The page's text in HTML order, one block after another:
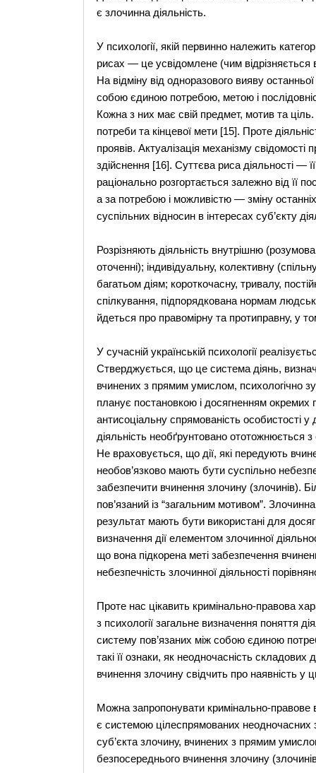
є злочинна діяльність.
У психології, якій первинно належить
рисах — це усвідомлене (чим відрізняється
На відміну від одноразового вияву
собою єдиною потребою, метою і
Кожна з них має свій предмет, мотив та
потреби та кінцевої мети [15]. Проте
проявів. Актуалізація механізму
здійснення [16]. Суттєва риса діяльності —
раціонально розгортається залежно від її
а за потребою і можливістю — зміну
суспільних відносин в інтересах суб’єкту
Розрізняють діяльність внутрішню
оточенні); індивідуальну, колективну
багатьом діям; короткочасну, тривалу,
спілкування, підпорядкована нормам
йдеться про правомірну та протиправну, у
У сучасній українській психології
Стверджується, що це система діянь,
вчинених з прямим умислом, психологічно
планує постановкою і досягненням окремих
антисоціальну спрямованість особистості
діяльність необґрунтовано
Не враховується, що дії, які передують
необов’язково мають бути суспільно
забезпечити вчинення злочину (злочинів).
пов’язаний із “загальним мотивом”.
результат мають бути використані для
визначення дії елементом злочинної
що вона підкорена меті забезпечення
небезпечність злочинної діяльності
Проте нас цікавить кримінально-правова
з психології загальне визначення поняття
систему пов’язаних між собою єдиною
такі її ознаки, як неодночасність
вчинення злочину свідчить про наявність у
Можна запропонувати кримінально-правове
є системою цілеспрямованих неодночасних
суб’єкта злочину, вчинених з прямим
безпосереднього вчинення злочину